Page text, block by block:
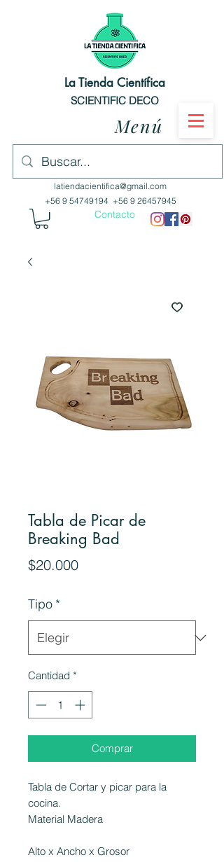
La Tienda Científica
SCIENTIFIC DECO
Menú
latiendacientifica@gmail.com
+56 9 54749194 +56 9 26457945
Contacto
Tabla de Picar de
Breaking Bad
$20.000Precio
Tipo *
Cantidad *
Comprar
Tabla de Cortar y picar para la
cocina.
Material Madera
Alto x Ancho x Grosor